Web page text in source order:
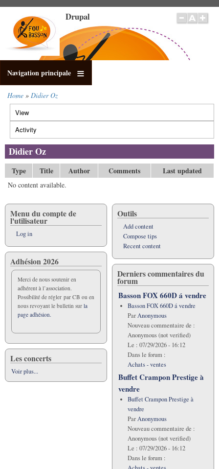
main
content
Drupal
Navigation principale
Breadcrumb
Home Didier Oz
Primary
tabs
View
Activity
tab)
Didier Oz
Type Title Author Comments Last updated
No content available.
Menu du compte de
l'utilisateur
Log in
Adhésion 2026
Merci de nous soutenir en
adhérent à l’association.
Possibilité de régler par CB ou en
nous revoyant le bulletin sur la
page adhésion.
Les concerts
Voir plus...
Outils
Add content
Compose tips
Recent content
Derniers commentaires du
forum
Basson FOX 660D á vendre
Basson FOX 660D á vendre
ParAnonymous
Nouveau commentaire de :
Anonymous (not verified)
Le : 07/29/2026 - 16:12
Dans le forum :
Achats - ventes
Buffet Crampon Prestige à
vendre
Buffet Crampon Prestige à
vendre
ParAnonymous
Nouveau commentaire de :
Anonymous (not verified)
Le : 07/29/2026 - 16:12
Dans le forum :